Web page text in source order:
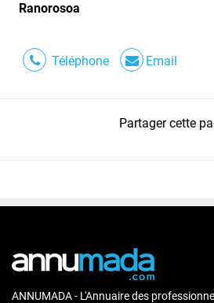
Ranorosoa
Téléphone Email
Partager cette
ANNUMADA - L'Annuaire des